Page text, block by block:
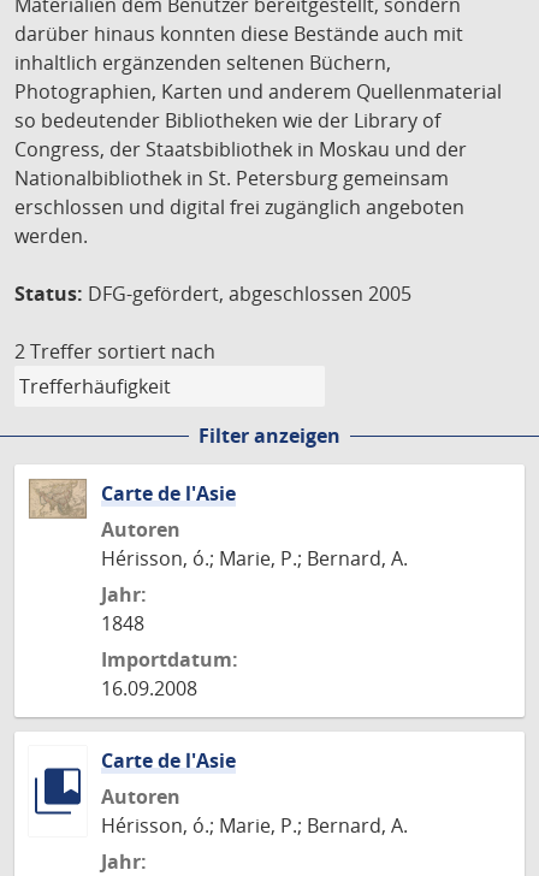
darüber hinaus konnten diese Bestände auch mit
inhaltlich ergänzenden seltenen Büchern,
Photographien, Karten und anderem Quellenmaterial
so bedeutender Bibliotheken wie der Library of
Congress, der Staatsbibliothek in Moskau und der
Nationalbibliothek in St. Petersburg gemeinsam
erschlossen und digital frei zugänglich angeboten
werden.
Status: DFG-gefördert, abgeschlossen 2005
2 Treffer sortiert nach
Filter anzeigen
Carte de l'Asie
Autoren
Hérisson, ó.; Marie, P.; Bernard, A.
Jahr:
1848
Importdatum:
16.09.2008
Carte de l'Asie
Autoren
Hérisson, ó.; Marie, P.; Bernard, A.
Jahr: